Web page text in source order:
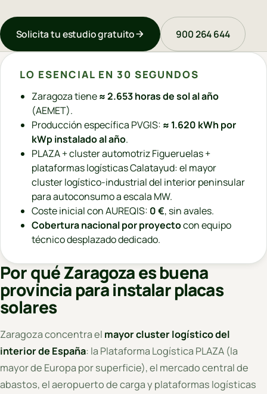
Solicita tu estudio gratuito 900 264 644
LO ESENCIAL EN 30 SEGUNDOS
Zaragoza tiene≈ 2.653 horas de sol al año
(AEMET).
Producción específica PVGIS: ≈ 1.620 kWh por
kWp instalado al año.
PLAZA + cluster automotriz Figueruelas +
plataformas logísticas Calatayud: el mayor
cluster logístico-industrial del interior peninsular
para autoconsumo a escala MW.
Coste inicial con AUREQIS: 0 €, sin avales.
Cobertura nacional por proyectocon equipo
técnico desplazado dedicado.
Por qué Zaragoza es buena
provincia para instalar placas
solares
Zaragoza concentra el mayor cluster logístico del
interior de España: la Plataforma Logística PLAZA (la
mayor de Europa por superficie), el mercado central de
abastos, el aeropuerto de carga y plataformas logísticas